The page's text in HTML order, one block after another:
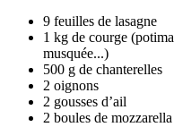
9 feuilles de lasagne
1 kg de courge
musquée...)
500 g de chanterelles
2 oignons
2 gousses d’ail
2 boules de mozzarella